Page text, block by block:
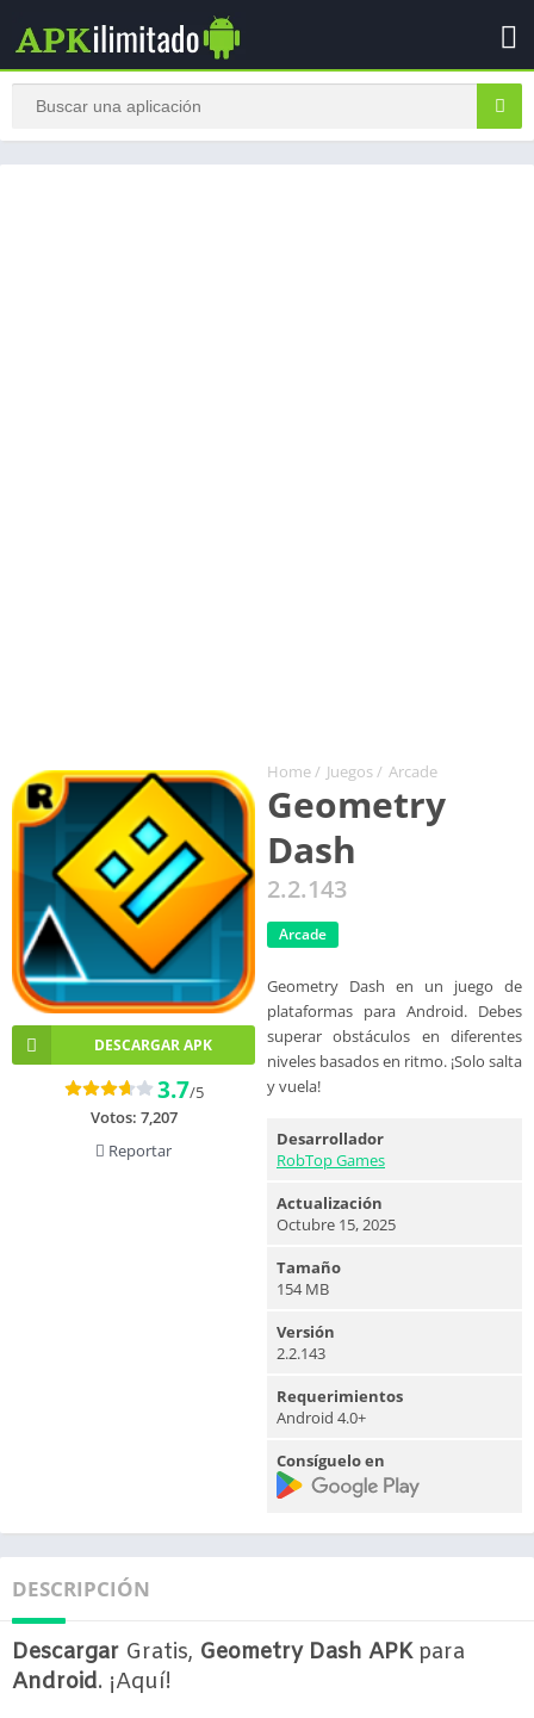
Home / Juegos / Arcade
Geometry
Dash
2.2.143
Arcade
Geometry Dash en un juego de
plataformas para Android. Debes
superar obstáculos en diferentes
niveles basados en ritmo. ¡Solo salta
y vuela!
DESCARGAR APK
3.7/5
Votos: 7,207
Reportar
Desarrollador
RobTop Games
Actualización
Octubre 15, 2025
Tamaño
154 MB
Versión
2.2.143
Requerimientos
Android 4.0+
Consíguelo en
DESCRIPCIÓN
Descargar Gratis, Geometry Dash APK para
Android. ¡Aquí!